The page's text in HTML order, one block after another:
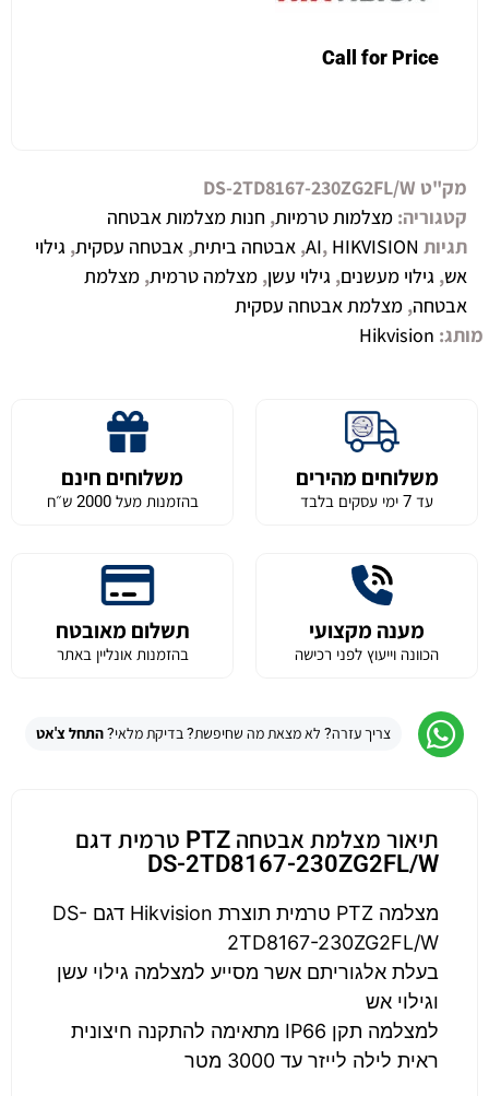
Call for Price
מק"ט DS-2TD8167-230ZG2FL/W
קטגוריה: מצלמות טרמיות, חנות מצלמות אבטחה
תגיות
AI, HIKVISION
, אבטחה ביתית, אבטחה עסקית, גילוי
אש, גילוי מעשנים, גילוי עשן, מצלמה טרמית, מצלמת
אבטחה, מצלמת אבטחה עסקית
מותג: Hikvision
משלוחים מהירים
עד 7 ימי עסקים בלבד
משלוחים חינם
בהזמנות מעל 2000 ש״ח
מענה מקצועי
הכוונה וייעוץ לפני רכישה
תשלום מאובטח
בהזמנות אונליין באתר
צריך עזרה? לא מצאת מה שחיפשת? בדיקת מלאי?התחל צ'אט
תיאור מצלמת אבטחה PTZ טרמית דגם
DS-2TD8167-230ZG2FL/W
מצלמה PTZ טרמית תוצרת Hikvision דגם DS-
2TD8167-230ZG2FL/W
בעלת אלגוריתם אשר מסייע למצלמה גילוי עשן
וגילוי אש
למצלמה תקן IP66 מתאימה להתקנה חיצונית
ראית לילה לייזר עד 3000 מטר